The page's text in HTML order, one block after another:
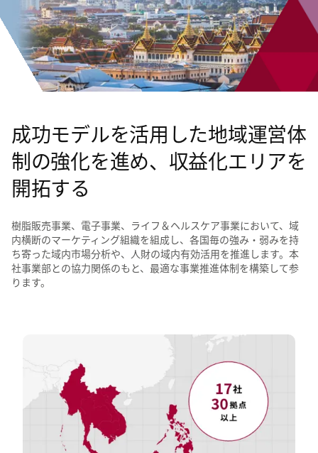
成功モデルを活用した地域運営体
制の強化を進め、収益化エリアを
開拓する
樹脂販売事業、電子事業、ライフ＆ヘルスケア事業において、域
内横断のマーケティング組織を組成し、各国毎の強み・弱みを持
ち寄った域内市場分析や、人財の域内有効活用を推進します。本
社事業部との協力関係のもと、最適な事業推進体制を構築して参
ります。